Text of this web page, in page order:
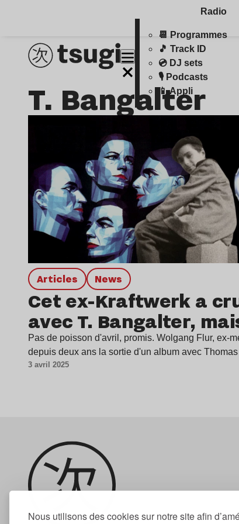
Nous utilisons des cookies sur notre site afin
Radio
📆 Programmes
🎵 Track ID
💿 DJ sets
🎙️ Podcasts
📱 Appli
T. Bangalter
Articles news
Cet ex-Kraftwerk a
avec T. Bangalter,
Pas de poisson d'avril, promis. Wolgang Flur, ex-
depuis deux ans la sortie d'un album avec
3 avril 2025